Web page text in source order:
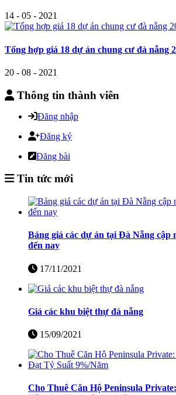
14 - 05 - 2021
Tổng hợp giá 18 dự án chung cư đà nẵng
20 - 08 - 2021
Thông tin thành viên
Đăng nhập
Đăng ký
Đăng bài
Tin tức mới
Bảng giá các dự án tại Đà Nẵng cập
đến nay
17/11/2021
Giá các khu biệt thự đà nẵng
15/09/2021
Cho Thuê Căn Hộ Peninsula